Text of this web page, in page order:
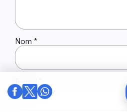
Nom *
E-mail